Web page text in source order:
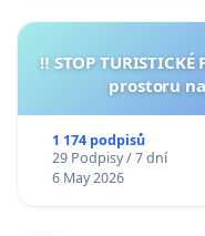
‼️ STOP
prostoru
1 174 podpisů
29 Podpisy / 7 dní
6 May 2026